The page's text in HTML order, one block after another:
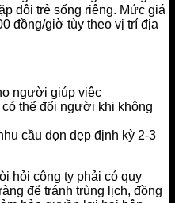
đôi trẻ sống riêng. Mức giá
đồng/giờ tùy theo vị trí địa
người giúp việc
thể đổi người khi không
cầu dọn dẹp định kỳ 2-3
hỏi công ty phải có quy
để tránh trùng lịch, đồng